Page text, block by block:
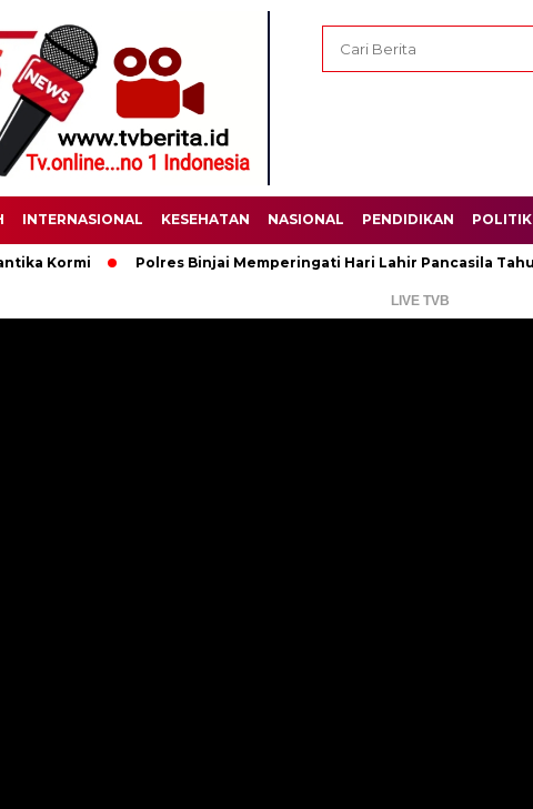
INTERNASIONAL KESEHATAN NASIONAL PENDIDIKAN POLITIK
Polres Binjai Memperingati Hari Lahir Pancasila Tahun 2026
LIVE TVB